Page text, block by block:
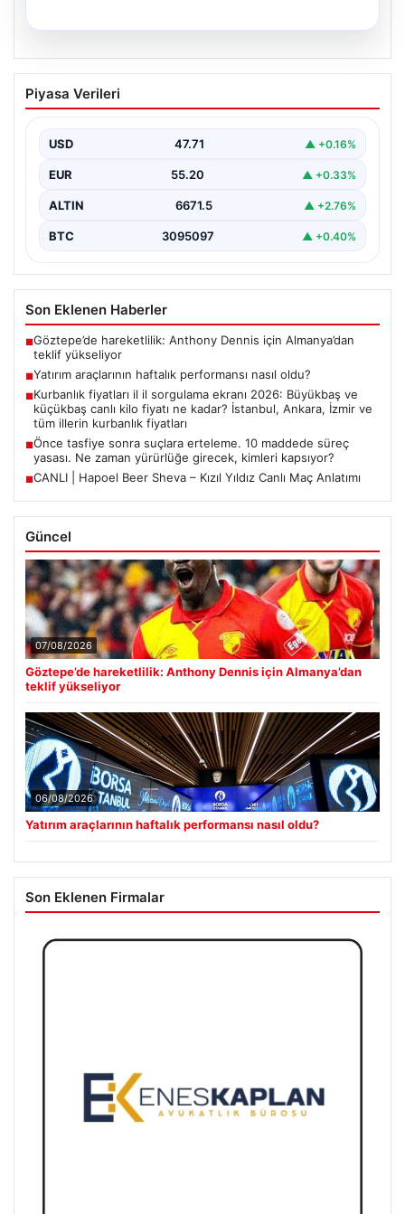
06.08.2026
Kurbanlık fiyatları il il sorgulama ekranı
2026: Büyükbaş ve küçükbaş canlı kilo
ve tüm illerin kurbanlık fiyatları
2026 Kurban Bayramı öncesinde en çok merak edilen
konulardan biri olan kurbanlık fiyatları netleşmeye…
Piyasa Verileri
USD 47.71 ▲ +0.16%
EUR 55.20 ▲ +0.33%
ALTIN 6671.5 ▲ +2.76%
BTC 3095097 ▲ +0.40%
Son Eklenen Haberler
■Göztepe’de hareketlilik: Anthony Dennis için Almanya’dan
teklif yükseliyor
■Yatırım araçlarının haftalık performansı nasıl oldu?
■Kurbanlık fiyatları il il sorgulama ekranı 2026: Büyükbaş ve
küçükbaş canlı kilo fiyatı ne kadar? İstanbul, Ankara, İzmir ve
tüm illerin kurbanlık fiyatları
■Önce tasfiye sonra suçlara erteleme. 10 maddede süreç
yasası. Ne zaman yürürlüğe girecek, kimleri kapsıyor?
■CANLI | Hapoel Beer Sheva – Kızıl Yıldız Canlı Maç Anlatımı
Güncel
07/08/2026
Göztepe’de hareketlilik: Anthony Dennis için Almanya’dan
teklif yükseliyor
06/08/2026
Yatırım araçlarının haftalık performansı nasıl oldu?
Son Eklenen Firmalar